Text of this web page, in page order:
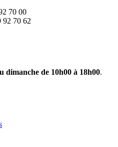
70 00
92 70 62
dimanche de 10h00 à 18h00.